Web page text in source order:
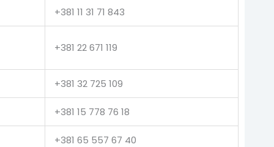
+381 11 31 71 843
+381 22 671 119
+381 32 725 109
+381 15 778 76 18
+381 65 557 67 40